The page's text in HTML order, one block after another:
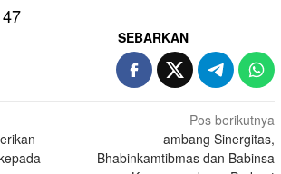
SEBARKAN
Pos berikutnya
ambang Sinergitas,
Bhabinkamtibmas dan Babinsa